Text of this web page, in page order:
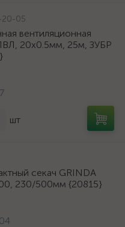
20-05
вентиляционная
20х0.5мм, 25м, ЗУБР
шт
секач GRINDA
230/500мм {20815}